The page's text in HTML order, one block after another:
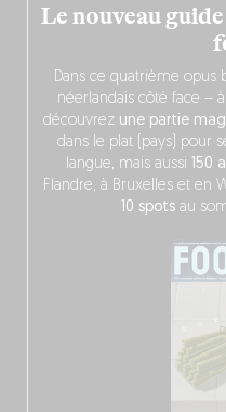
Le nouveau
Dans ce quatrième opus
néerlandais côté face –
découvrez une partie
dans le plat (pays) pour
langue, mais aussi
150
Flandre, à Bruxelles et en
10 spots au